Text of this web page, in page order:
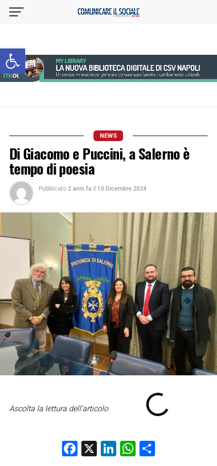
Apri la barra degli strumenti
NEWS
Di Giacomo e Puccini, a Salerno è
tempo di poesia
Pubblicato 2 anni fa il 10 Dicembre 2024
Ascolta la lettura dell'articolo
Facebook
X LinkedIn
WhatsApp
Condividi